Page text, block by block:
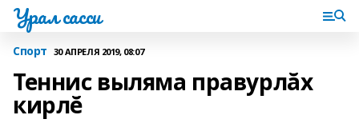
Урал сасси
Спорт 30 АПРЕЛЯ 2019, 08:07
Теннис выляма правурлăх
кирлĕ